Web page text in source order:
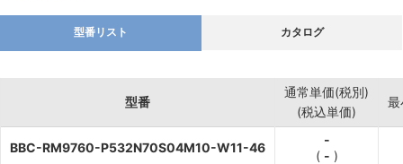
型番リスト カタログ
型番
通常単価(税別)
(税込単価)
最
BBC-RM9760-P532N70S04M10-W11-46
-
( - )